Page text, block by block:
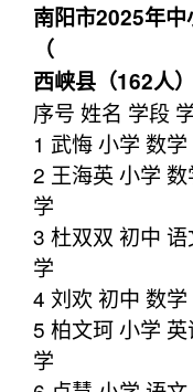
南阳市2025年
（
西峡县（162人）
序号 姓名 学段
1 武悔 小学 数
2 王海英 小学
学
3 杜双双 初中
学
4 刘欢 初中 数
5 柏文珂 小学
学